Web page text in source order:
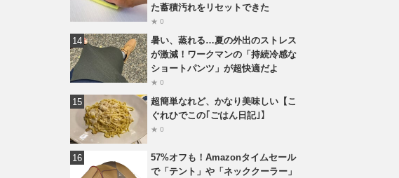
た蓄積汚れをリセットできた
★ 0
暑い、蒸れる…夏の外出のストレス
が激減！ワークマンの「持続冷感な
ショートパンツ」が超快適だよ
★ 0
超簡単なれど、かなり美味しい【こ
ぐれひでこの｢ごはん日記｣】
★ 0
57%オフも！Amazonタイムセール
で「テント」や「ネッククーラー」